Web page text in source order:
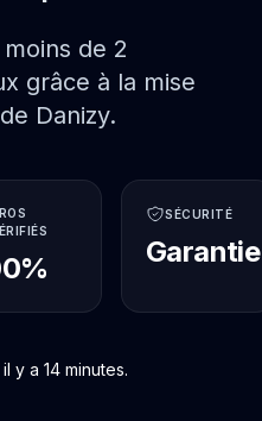
de 2
grâce à la mise
Danizy.
SÉCURITÉ
Garantie
y a 14 minutes.